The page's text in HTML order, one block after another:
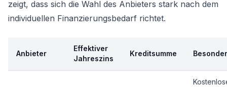
zeigt, dass sich die Wahl des Anbieters stark nach dem
individuellen Finanzierungsbedarf richtet.
Anbieter
Effektiver
Jahreszins
Kreditsumme